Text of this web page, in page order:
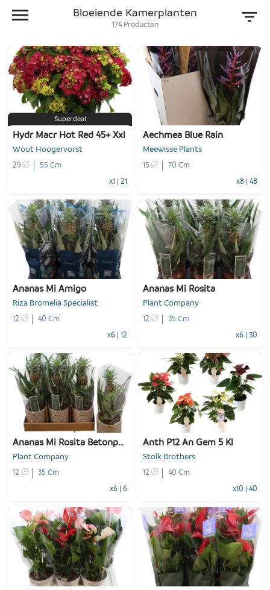
Bloeiende Kamerplanten
174 Producten
Superdeal
Hydr Macr Hot Red 45+ Xxl
Wout Hoogervorst
29 55 Cm
x1 21
- 1 + Voeg toe
Aechmea Blue Rain
Meewisse Plants
15 70 Cm
x8 48
- 1 + Voeg toe
Ananas Mi Amigo
Riza Bromelia Specialist
12 40 Cm
x6 12
- 1 + Voeg toe
Ananas Mi Rosita
Plant Company
12 35 Cm
x6 30
- 1 + Voeg toe
Ananas Mi Rosita Betonpot
Plant Company
12 35 Cm
x6 6
- 1 + Voeg toe
Anth P12 An Gem 5 Kl
Stolk Brothers
12 40 Cm
x10 40
- 1 + Voeg toe